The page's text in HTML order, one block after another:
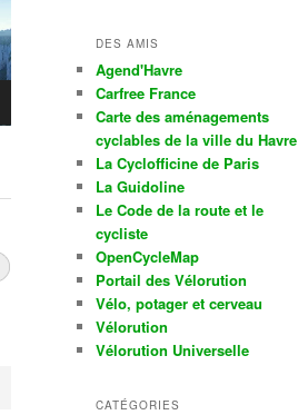
DES AMIS
Agend'Havre
Carfree France
Carte des aménagements
cyclables de la ville du Havre
La Cyclofficine de Paris
La Guidoline
Le Code de la route et le
cycliste
OpenCycleMap
Portail des Vélorution
Vélo, potager et cerveau
Vélorution
Vélorution Universelle
CATÉGORIES